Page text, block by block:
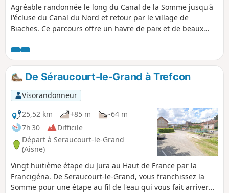
Agréable randonnée le long du Canal de la Somme jusqu'à
l'écluse du Canal du Nord et retour par le village de
Biaches. Ce parcours offre un havre de paix et de beaux
impressionnant du fait de leur taille.
De Séraucourt-le-Grand à Trefcon
Visorandonneur
25,52 km
+85 m
-64 m
7h 30
Difficile
Départ à Seraucourt-le-Grand
(Aisne)
Vingt huitième étape du Jura au Haut de France par la
Francigéna. De Seraucourt-le-Grand, vous franchissez la
Somme pour une étape au fil de l'eau qui vous fait arriver